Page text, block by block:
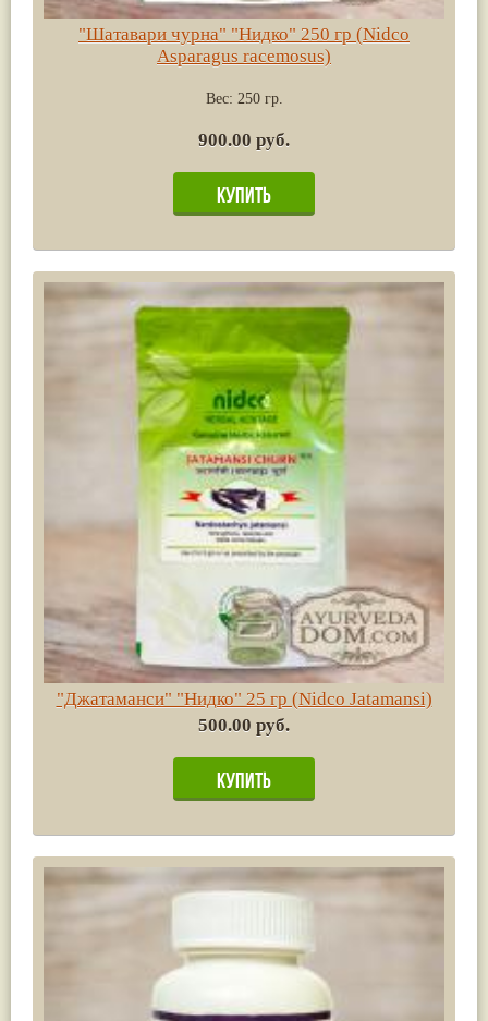
"Шатавари чурна" "Нидко" 250 гр (Nidco
Asparagus racemosus)
Вес: 250 гр.
900.00 руб.
"Джатаманси" "Нидко" 25 гр (Nidco Jatamansi)
500.00 руб.